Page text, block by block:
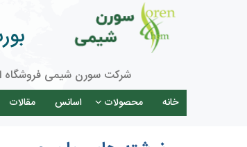
شرکت سورن شیمی فروشگاه
خانه محصولات اسانس مقالات